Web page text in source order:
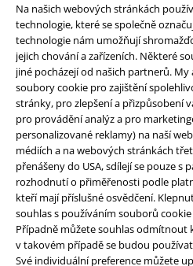
Na našich webových stránkách
technologie, které se společně
technologie nám umožňují
jejich chování a zařízeních. Některé
jiné pocházejí od našich partnerů.
soubory cookie pro zajištění
stránky, pro zlepšení a přizpůsobení
pro provádění analýz a pro
personalizované reklamy) na naší
médiích a na webových stránkách
přenášeny do USA, sdílejí se pouze s
rozhodnutí o přiměřenosti podle
kteří mají příslušné osvědčení.
souhlas s používáním souborů
Případně můžete souhlas odmítnout
v takovém případě se budou
Své individuální preference můžete
Právní informace
Podmínky
Prohlášení
Ochrana osobních údajů